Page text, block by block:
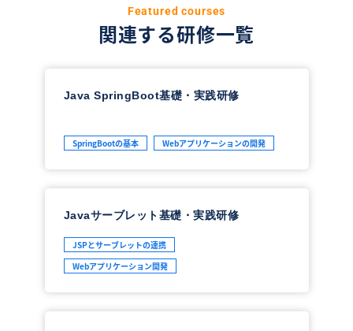
Featured courses
関連する研修一覧
Java SpringBoot基礎・実践研修
SpringBootの基本 Webアプリケーションの開発
Javaサーブレット基礎・実践研修
JSPとサーブレットの連携
Webアプリケーション開発